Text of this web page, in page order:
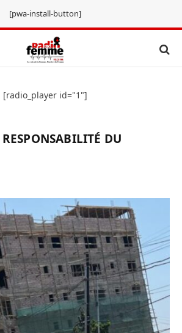
[pwa-install-button]
[radio_player id="1"]
RESPONSABILITÉ DU